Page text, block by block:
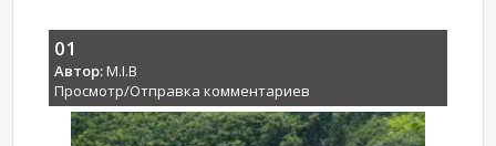
01
Автор:M.I.B
Просмотр/Отправка комментариев